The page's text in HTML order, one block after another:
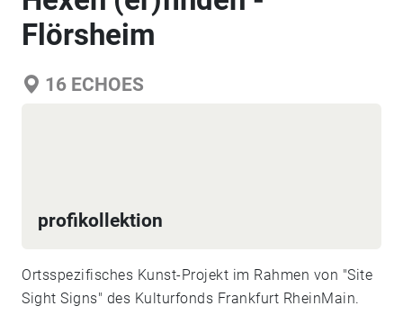
Flörsheim
16 ECHOES
profikollektion
Ortsspezifisches Kunst-Projekt im Rahmen von "Site
Sight Signs" des Kulturfonds Frankfurt RheinMain.